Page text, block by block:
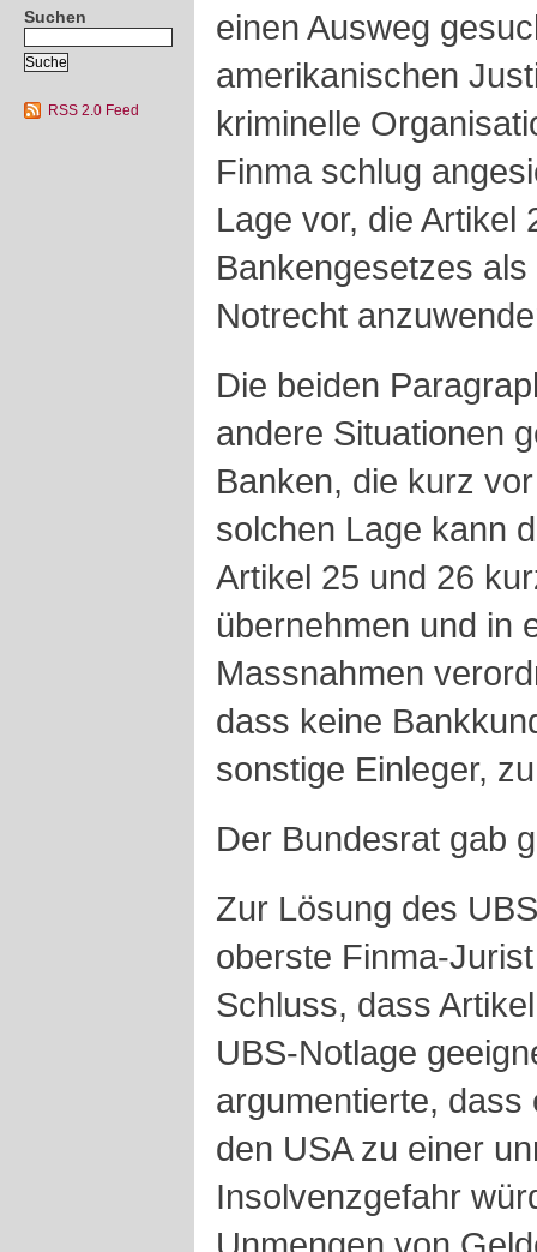
Suchen
RSS 2.0 Feed
einen Ausweg
amerikanischen
kriminelle
Finma schlug
Lage vor, die Artikel
Bankengesetzes
Notrecht
Die beiden
andere Situationen
Banken, die kurz
solchen Lage kann
Artikel 25 und 26
übernehmen und in
Massnahmen
dass keine
sonstige Einleger,
Der Bundesrat gab
Zur Lösung des
oberste Finma-
Schluss, dass
UBS-Notlage
argumentierte, dass
den USA zu einer
Insolvenzgefahr